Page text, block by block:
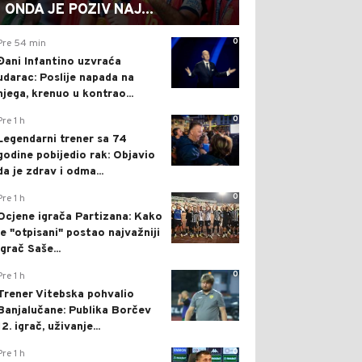
ONDA JE POZIV NAJ...
0
54 min
Infantino uzvraća
Poslije napada na
krenuo u kontrao...
0
1 h
trener sa 74
pobijedio rak: Objavio
je zdrav i odma...
0
1 h
igrača Partizana: Kako
"otpisani" postao najvažniji
Saše...
0
1 h
Vitebska pohvalio
Publika Borčev
igrač, uživanje...
0
1 h